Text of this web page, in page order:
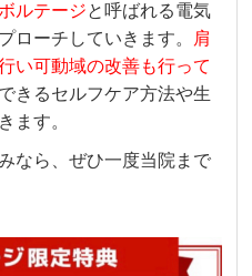
ルテージと呼ばれる電気
ローチしていきます。 肩
い可動域の改善も行って
きるセルフケア方法や生
ます。
なら、ぜひ一度当院まで